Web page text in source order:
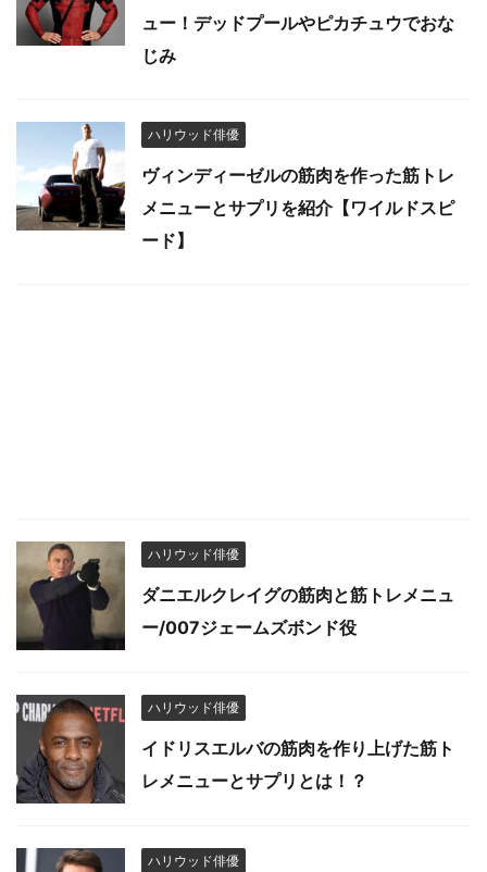
ュー！デッドプールやピカチュウでおな
じみ
ハリウッド俳優
ヴィンディーゼルの筋肉を作った筋トレ
メニューとサプリを紹介【ワイルドスピ
ード】
ハリウッド俳優
ダニエルクレイグの筋肉と筋トレメニュ
ー/007ジェームズボンド役
ハリウッド俳優
イドリスエルバの筋肉を作り上げた筋ト
レメニューとサプリとは！？
ハリウッド俳優